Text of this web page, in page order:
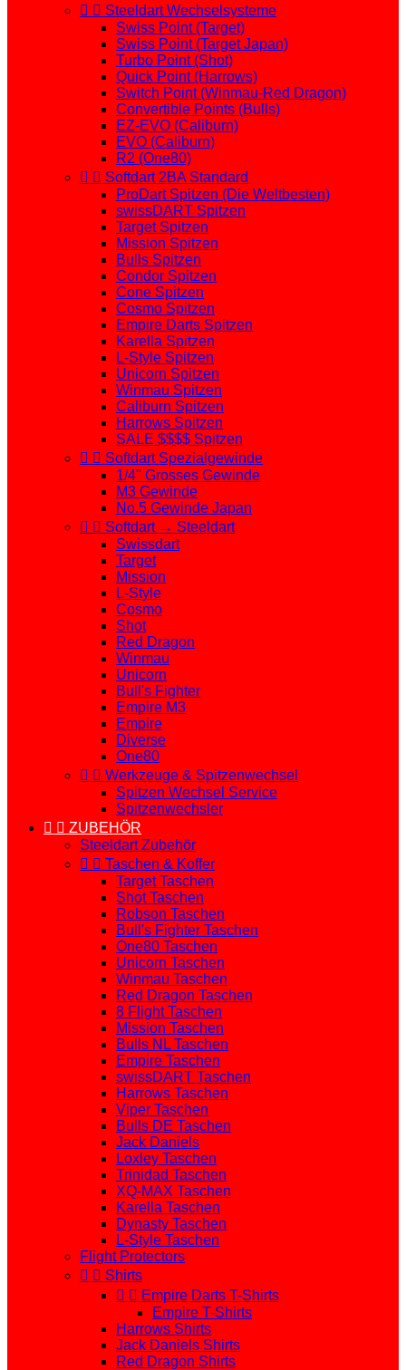
  Steeldart Wechselsysteme
Swiss Point (Target)
Swiss Point (Target Japan)
Turbo Point (Shot)
Quick Point (Harrows)
Switch Point (Winmau-Red Dragon)
Convertible Points (Bulls)
EZ-EVO (Caliburn)
EVO (Caliburn)
R2 (One80)
  Softdart 2BA Standard
ProDart Spitzen (Die Weltbesten)
swissDART Spitzen
Target Spitzen
Mission Spitzen
Bulls Spitzen
Condor Spitzen
Cone Spitzen
Cosmo Spitzen
Empire Darts Spitzen
Karella Spitzen
L-Style Spitzen
Unicorn Spitzen
Winmau Spitzen
Caliburn Spitzen
Harrows Spitzen
SALE $$$$ Spitzen
  Softdart Spezialgewinde
1/4" Grosses Gewinde
M3 Gewinde
No.5 Gewinde Japan
  Softdart → Steeldart
Swissdart
Target
Mission
L-Style
Cosmo
Shot
Red Dragon
Winmau
Unicorn
Bull's Fighter
Empire M3
Empire
Diverse
One80
  Werkzeuge & Spitzenwechsel
Spitzen Wechsel Service
Spitzenwechsler
  ZUBEHÖR
Steeldart Zubehör
  Taschen & Koffer
Target Taschen
Shot Taschen
Robson Taschen
Bull's Fighter Taschen
One80 Taschen
Unicorn Taschen
Winmau Taschen
Red Dragon Taschen
8 Flight Taschen
Mission Taschen
Bulls NL Taschen
Empire Taschen
swissDART Taschen
Harrows Taschen
Viper Taschen
Bulls DE Taschen
Jack Daniels
Loxley Taschen
Trinidad Taschen
XQ-MAX Taschen
Karella Taschen
Dynasty Taschen
L-Style Taschen
Flight Protectors
  Shirts
  Empire Darts T-Shirts
Empire T-Shirts
Harrows Shirts
Jack Daniels Shirts
Red Dragon Shirts